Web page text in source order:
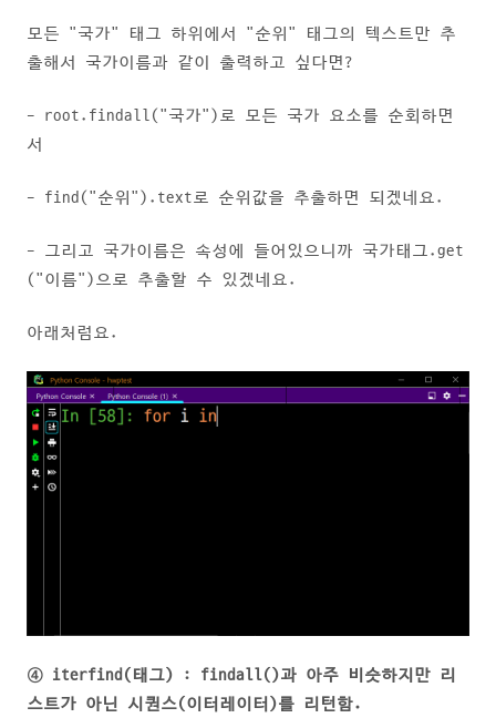
모든 "국가" 태그 하위에서 "순위" 태그의 텍스트만 추
출해서 국가이름과 같이 출력하고 싶다면?
- root.findall("국가")로 모든 국가 요소를 순회하면
서
- find("순위").text로 순위값을 추출하면 되겠네요.
- 그리고 국가이름은 속성에 들어있으니까 국가태그.get
("이름")으로 추출할 수 있겠네요.
아래처럼요.
④ iterfind(태그) : findall()과 아주 비슷하지만 리
스트가 아닌 시퀀스(이터레이터)를 리턴함.